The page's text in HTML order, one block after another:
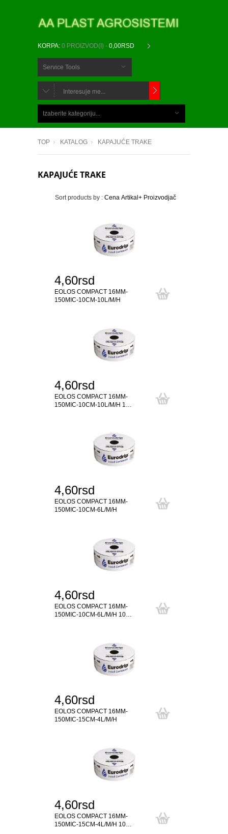
KORPA: 0 PROIZVOD(I) - 0,00RSD
Service Tools
CHOOSE
ITEMS...
Izaberite kategoriju...
TOP KATALOG KAPAJUĆE TRAKE
KAPAJUĆE TRAKE
Sort products by : Cena Artikal+ Proizvodjač
4,60rsd
EOLOS COMPACT 16MM-
150MIC-10CM-10L/M/H
4,60rsd
EOLOS COMPACT 16MM-
150MIC-10CM-10L/M/H 1…
4,60rsd
EOLOS COMPACT 16MM-
150MIC-10CM-6L/M/H
4,60rsd
EOLOS COMPACT 16MM-
150MIC-10CM-6L/M/H 10…
4,60rsd
EOLOS COMPACT 16MM-
150MIC-15CM-4L/M/H
4,60rsd
EOLOS COMPACT 16MM-
150MIC-15CM-4L/M/H 10…